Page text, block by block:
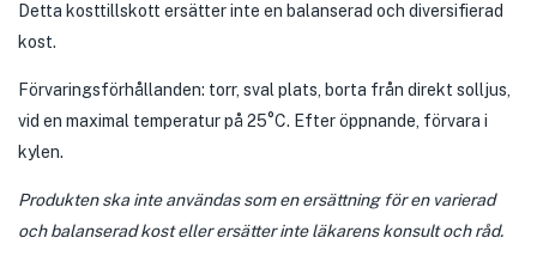
Detta kosttillskott ersätter inte en balanserad och diversifierad
kost.
Förvaringsförhållanden: torr, sval plats, borta från direkt solljus,
vid en maximal temperatur på 25°C. Efter öppnande, förvara i
kylen.
Produkten ska inte användas som en ersättning för en varierad
och balanserad kost eller ersätter inte läkarens konsult och råd.